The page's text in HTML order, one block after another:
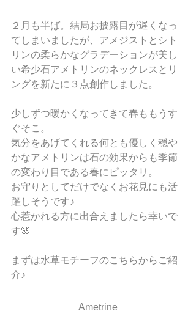
２月も半ば。結局お披露目が遅くなっ
てしまいましたが、アメジストとシト
リンの柔らかなグラデーションが美し
い希少石アメトリンのネックレスとリ
ングを新たに３点創作しました。
少しずつ暖かくなってきて春ももうす
ぐそこ。
気分をあげてくれる何とも優しく穏や
かなアメトリンは石の効果からも季節
の変わり目である春にピッタリ。
お守りとしてだけでなくお花見にも活
躍しそうです♪
心惹かれる方に出合えましたら幸いで
す🌸
まずは水草モチーフのこちらからご紹
介♪
Ametrine